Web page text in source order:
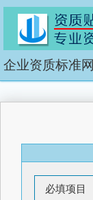
企业资质标准网
必填项目